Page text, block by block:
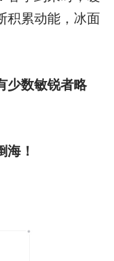
积累动能，冰面
少数敏锐者略
海！